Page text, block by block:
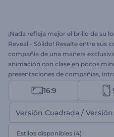
¡Nada refleja mejor el brillo de su
Reveal - Sólido! Resalte entre sus
compañia de una manera
animación con clase en pocos
presentaciones de compañías,
de TV y mucho más. ¡Pruebe esta
16:9
Versión Cuadrada /
Estilos disponibles (4)